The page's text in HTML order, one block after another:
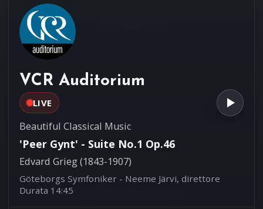
VCR Auditorium
LIVE
Beautiful Classical Music
'Peer Gynt' - Suite No.1 Op.46
Edvard Grieg (1843-1907)
Göteborgs Symfoniker - Neeme Järvi, direttore
Durata 14:45